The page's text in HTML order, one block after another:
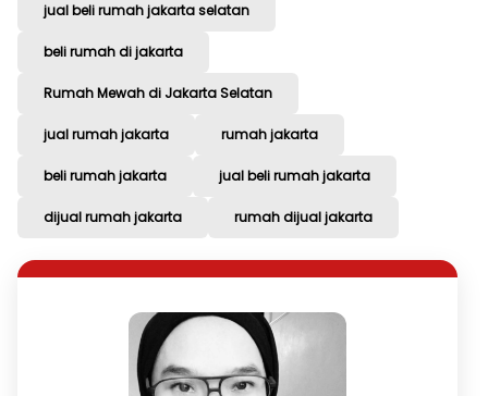
jual beli rumah jakarta selatan
beli rumah di jakarta
Rumah Mewah di Jakarta Selatan
jual rumah jakarta rumah jakarta
beli rumah jakarta jual beli rumah jakarta
dijual rumah jakarta rumah dijual jakarta